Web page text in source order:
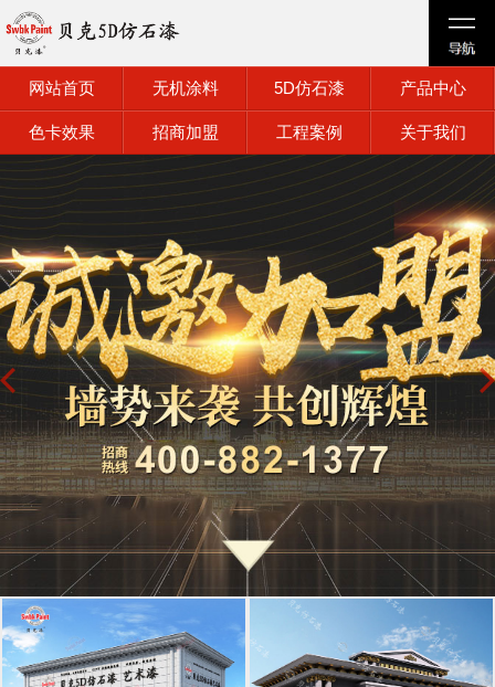
网站首页 无机涂料 5D仿石漆 产品中心
色卡效果 招商加盟 工程案例 关于我们